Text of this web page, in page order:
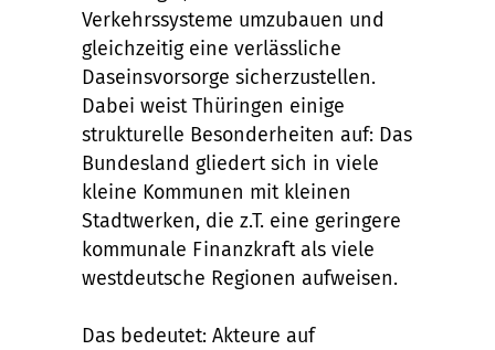
Verkehrssysteme umzubauen und
gleichzeitig eine verlässliche
Daseinsvorsorge sicherzustellen.
Dabei weist Thüringen einige
strukturelle Besonderheiten auf: Das
Bundesland gliedert sich in viele
kleine Kommunen mit kleinen
Stadtwerken, die z.T. eine geringere
kommunale Finanzkraft als viele
westdeutsche Regionen aufweisen.
Das bedeutet: Akteure auf